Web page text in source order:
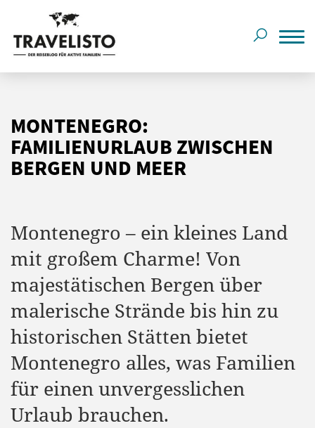
MONTENEGRO:
FAMILIENURLAUB ZWISCHEN
BERGEN UND MEER
Montenegro – ein kleines Land
mit großem Charme! Von
majestätischen Bergen über
malerische Strände bis hin zu
historischen Stätten bietet
Montenegro alles, was Familien
für einen unvergesslichen
Urlaub brauchen.